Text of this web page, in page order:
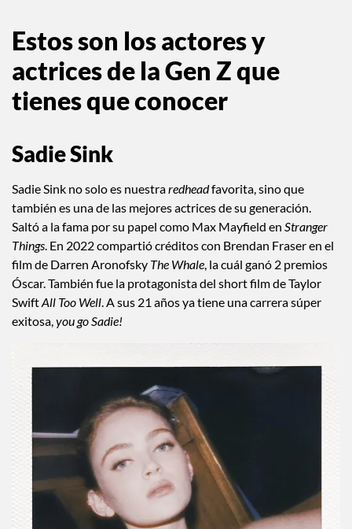
Estos son los actores y
actrices de la Gen Z que
tienes que conocer
Sadie Sink
Sadie Sink no solo es nuestraredheadfavorita, sino que
también es una de las mejores actrices de su generación.
Saltó a la fama por su papel como Max Mayfield en Stranger
Things. En 2022 compartió créditos con Brendan Fraser en el
film de Darren Aronofsky The Whale, la cuál ganó 2 premios
Óscar. También fue la protagonista del short film de Taylor
SwiftAll Too Well. A sus 21 años ya tiene una carrera súper
exitosa,you go Sadie!